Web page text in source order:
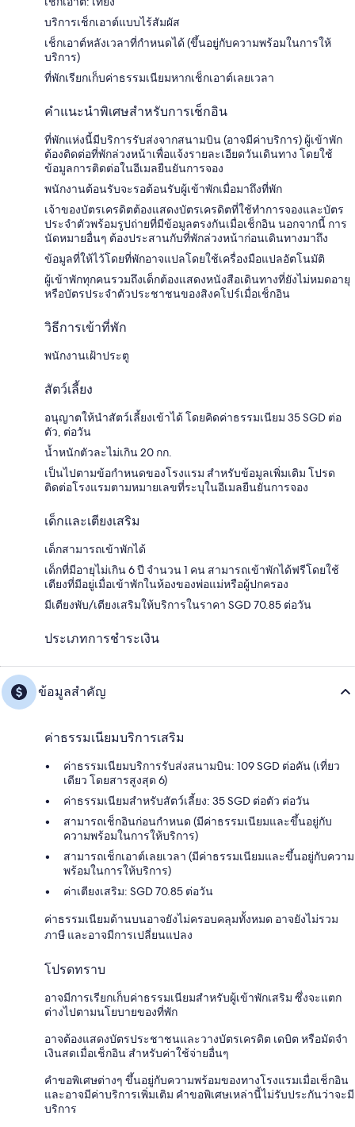
บริการเช็กเอาต์แบบไร้สัมผัส
เช็กเอาต์หลังเวลาที่กำหนดได้ (ขึ้นอยู่กับความพร้อมในการให้
บริการ)
ที่พักเรียกเก็บค่าธรรมเนียมหากเช็กเอาต์เลยเวลา
คำแนะนำพิเศษสำหรับการเช็กอิน
ที่พักแห่งนี้มีบริการรับส่งจากสนามบิน (อาจมีค่าบริการ) ผู้เข้าพัก
ต้องติดต่อที่พักล่วงหน้าเพื่อแจ้งรายละเอียดวันเดินทาง โดยใช้
ข้อมูลการติดต่อในอีเมลยืนยันการจอง
พนักงานต้อนรับจะรอต้อนรับผู้เข้าพักเมื่อมาถึงที่พัก
เจ้าของบัตรเครดิตต้องแสดงบัตรเครดิตที่ใช้ทำกา​รจองและบัตร
ประจำตัวพร้อมรูปถ่ายที่มีข้อมูลตรงกันเมื่อเช็กอิ​น นอกจากนี้ การ
นัดหมายอื่นๆ ต้องประสานกับที่พักล่วงหน้าก่อนเดินทางมาถึง
ข้อมูลที่ให้ไว้โดยที่พักอาจแปลโดยใช้เครื่องมือแปลอัตโนมัติ
ผู้เข้าพักทุกคนรวมถึงเด็กต้องแสดงหนังสือเดินทางที่ยังไม่หมดอายุ
หรือบัตรประจำตัวประชาชนของสิงคโปร์เมื่อเช็กอิน
วิธีการเข้าที่พัก
พนักงานเฝ้าประตู
สัตว์เลี้ยง
อนุญาตให้นำสัตว์เลี้ยงเข้าได้ โดยคิดค่าธรรมเนียม 35 SGD ต่อ
ตัว, ต่อวัน
น้ำหนักตัวละไม่เกิน 20 กก.
เป็นไปตามข้อกำหนดของโรงแรม สำหรับข้อมูลเพิ่มเติม โปรด
ติดต่อโรงแรมตามหมายเลขที่ระบุในอีเมลยืนยันการจอง
เด็กและเตียงเสริม
เด็กสามารถเข้าพักได้
เด็กที่มีอายุไม่เกิน 6 ปี จำนวน 1 คน สามารถเข้าพักได้ฟรีโดยใช้
เตียงที่มีอยู่เมื่อเข้าพักในห้องของพ่อแม่หรือผู้ปกครอง
มีเตียงพับ/เตียงเสริมให้บริการในราคา SGD 70.85 ต่อวัน
ประเภทการชำระเงิน
ข้อมูลสำคัญ
ค่าธรรมเนียมบริการเสริม
ค่าธรรมเนียมบริการรับส่งสนามบิน: 109 SGD ต่อคัน (เที่ยว
เดียว โดยสารสูงสุด 6)
ค่าธรรมเนียมสำหรับสัตว์เลี้ยง: 35 SGD ต่อตัว ต่อวัน
สามารถเช็กอินก่อนกำหนด (มีค่าธรรมเนียมและขึ้นอยู่กับ
ความพร้อมในการให้บริการ)
สามารถเช็กเอาต์เลยเวลา (มีค่าธรรมเนียมและขึ้นอยู่กับความ
พร้อมในการให้บริการ)
ค่าเตียงเสริม: SGD 70.85 ต่อวัน
ค่าธรรมเนียมด้านบนอาจยังไม่ครอบคลุมทั้งหมด อาจยังไม่รวม
ภาษี และอาจมีการเปลี่ยนแปลง
โปรดทราบ
อาจมีการเรียกเก็บค่าธรรมเนียมสำหรับผู้เข้าพักเสริม ซึ่งจะแตก
ต่างไปตามนโยบายของที่พัก
อาจต้องแสดงบัตรประชาชนและวางบัตรเครดิต เดบิต หรือมัดจำ
เงินสดเมื่อเช็กอิน สำหรับค่าใช้จ่ายอื่นๆ
คำขอพิเศษต่างๆ ขึ้นอยู่กับความพร้อมของทางโรงแรมเมื่อเช็กอิน
และอาจมีค่าบริการเพิ่มเติม คำขอพิเศษเหล่านี้ไม่รับประกันว่าจะมี
บริการ